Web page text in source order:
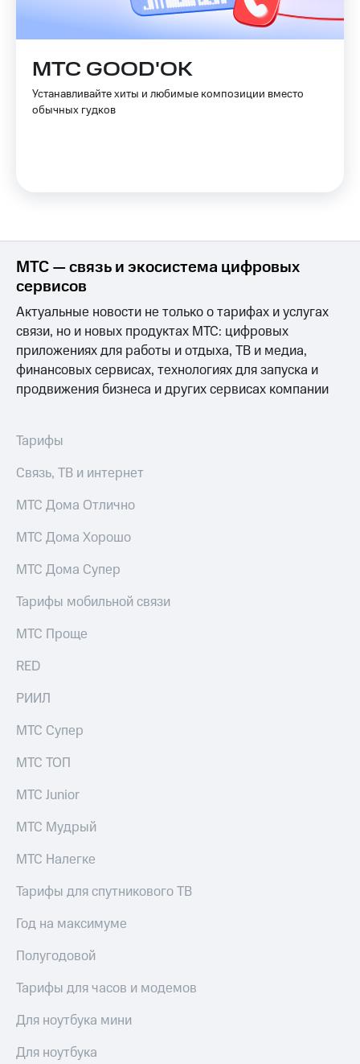
Деньги
Накопления
Откладывайте
деньги
номер
Настройки
Пополнить
номер
другого
оператора
Переводы
телефона
на карту
по QR-
за границей
магазин
и
колонки
часы
и
трекеры
дом
Планшеты
Акции
скидки
Все
товаров
Скидки
до 40%
МТС GOOD'OK
Устанавливайте хиты и любимые композиции вместо
обычных гудков
МТС — связь и экосистема цифровых
сервисов
Актуальные новости не только о тарифах и услугах
связи, но и новых продуктах МТС: цифровых
приложениях для работы и отдыха, ТВ и медиа,
финансовых сервисах, технологиях для запуска и
продвижения бизнеса и других сервисах компании
Тарифы
Связь, ТВ и интернет
МТС Дома Отлично
МТС Дома Хорошо
МТС Дома Супер
Тарифы мобильной связи
МТС Проще
RED
РИИЛ
МТС Супер
МТС ТОП
МТС Junior
МТС Мудрый
МТС Налегке
Тарифы для спутникового ТВ
Год на максимуме
Полугодовой
Тарифы для часов и модемов
Для ноутбука мини
Для ноутбука